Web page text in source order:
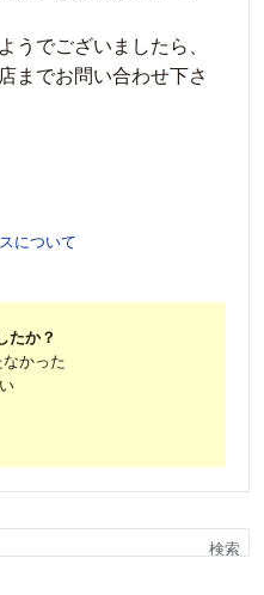
うでございましたら、
までお問い合わせ下さ
について
たか？
かった
検索